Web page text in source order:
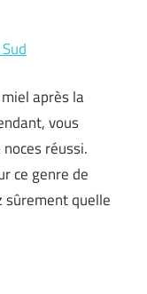
après la
vous
réussi.
ce genre de
sûrement quelle